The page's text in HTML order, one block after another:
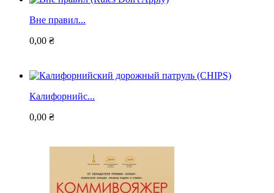
Вне правил...
0,00 ₴
Калифорнийс...
0,00 ₴